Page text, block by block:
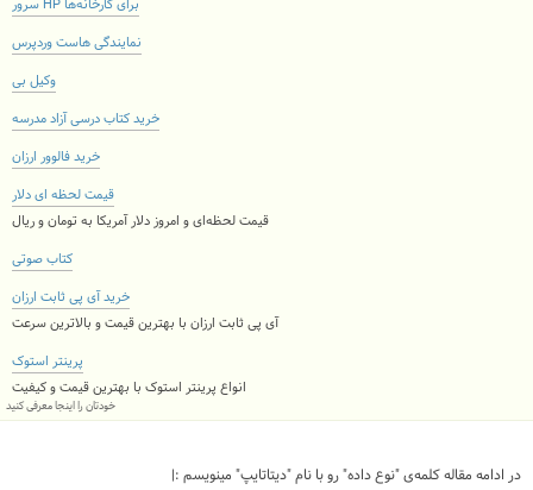
سرور HP برای کارخانه‌ها
نمایندگی هاست وردپرس
وکیل بی
خرید کتاب درسی آزاد مدرسه
خرید فالوور ارزان
قیمت لحظه ای دلار
قیمت لحظه‌ای و امروز دلار آمریکا به تومان و ریال
کتاب صوتی
خرید آی پی ثابت ارزان
آی پی ثابت ارزان با بهترین قیمت و بالاترین سرعت
پرینتر استوک
انواع پرینتر استوک با بهترین قیمت و کیفیت
خودتان را اینجا معرفی کنید
در ادامه مقاله کلمه‌ی "نوع داده" رو با نام "دیتاتایپ" مینویسم :|